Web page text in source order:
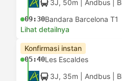
3J, 50m | Andbus
09:30Bandara Barcelona T1
Lihat detailnya
Konfirmasi instan
05:40Les Escaldes
3J, 35m | Andbus